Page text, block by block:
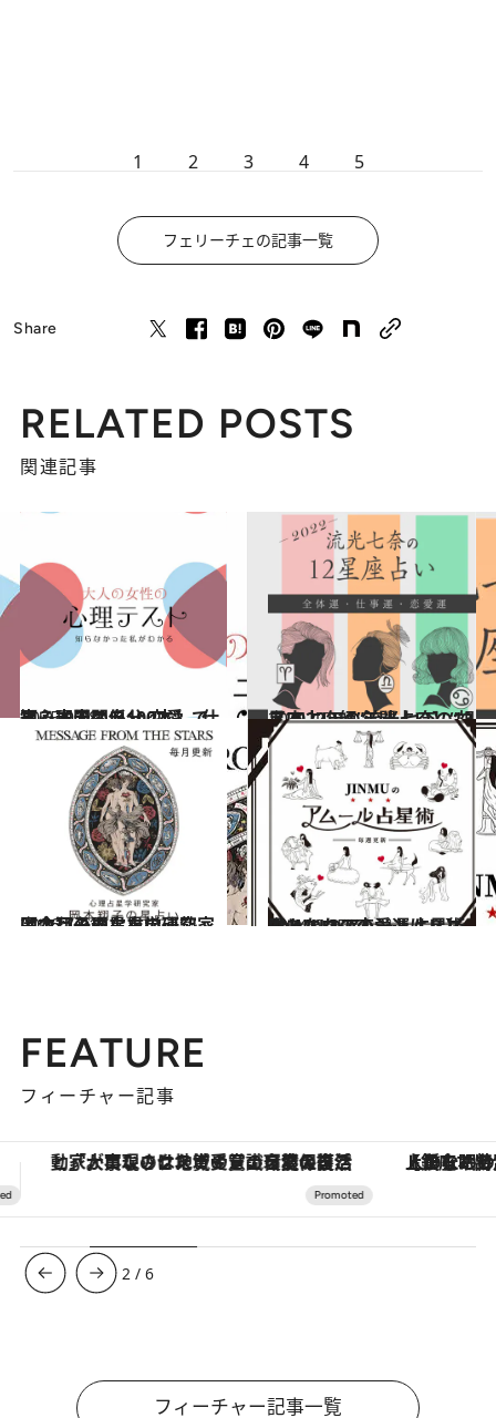
1 2 3 4 5
フェリーチェの記事一覧
Share
RELATED POSTS
関連記事
2025.9.28
【心理テスト100本】で知る本当の自分 恋愛、仕事、人間関係…
占い 2021.12.15
【2022年の年間占い】“視える占い師”流光七奈の12星座占い
占い
2026.7.31
【今月のあなたの運勢は？】心理占星学研究家 岡本翔子の星占い
占い 2024.6.15
【あなたの恋愛運は？】JINMUのアムール占星術 愛とエロスのジンムリズム
占い
FEATURE
フィーチャー記事
【銀座で出合う最旬美容】美髪ケアや上質な眠り…セルフケアのアップデートから、特別な名入れギフトまで。大人のための「ReFa GINZA」クルーズ 【夏限定ディナーコース】旬を
3 /6
フィーチャー記事一覧